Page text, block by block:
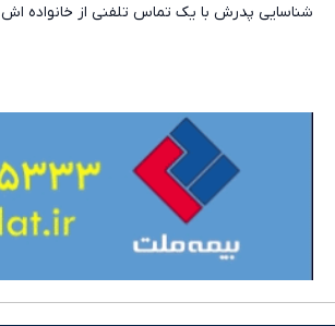
شناسایی پدرش با یک تماس تلفنی از خانواده اش